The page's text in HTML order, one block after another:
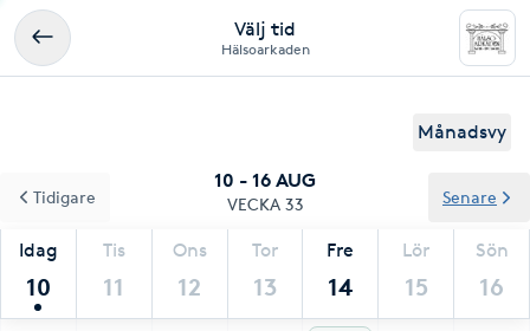
Välj tid
Hälsoarkaden
Månadsvy
10 - 16 AUG
VECKA 33
Idag
10
Tis
11
Ons
12
Tor
13
Fre
14
Lör
15
Sön
16
Tidigare Senare